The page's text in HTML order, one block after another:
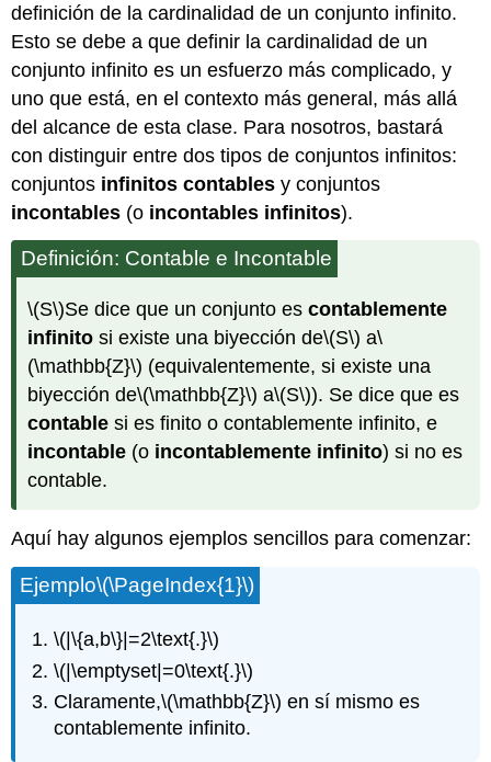
definición de la cardinalidad de un conjunto infinito.
Esto se debe a que definir la cardinalidad de un
conjunto infinito es un esfuerzo más complicado, y
uno que está, en el contexto más general, más allá
del alcance de esta clase. Para nosotros, bastará
con distinguir entre dos tipos de conjuntos infinitos:
conjuntos infinitos contables y conjuntos
incontables (o incontables infinitos).
Definición: Contable e Incontable
\(S\)Se dice que un conjunto escontablemente
infinito si existe una biyección de\(S\) a\
(\mathbb{Z}\) (equivalentemente, si existe una
biyección de\(\mathbb{Z}\) a\(S\)). Se dice que es
contable si es finito o contablemente infinito, e
incontable (o incontablemente infinito) si no es
contable.
Aquí hay algunos ejemplos sencillos para comenzar:
Ejemplo\(\PageIndex{1}\)
\(|\{a,b\}|=2\text{.}\)
\(|\emptyset|=0\text{.}\)
Claramente,\(\mathbb{Z}\) en sí mismo es
contablemente infinito.